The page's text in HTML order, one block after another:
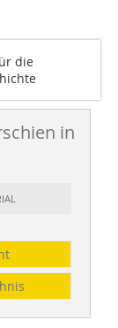
die
in